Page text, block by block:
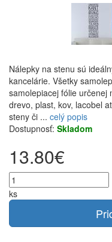
Nálepky na stenu sú
kancelárie. Všetky
samolepiacej fólie určenej
drevo, plast, kov, lacobel
steny či ... celý popis
Dostupnosť: Skladom
13.80€
ks